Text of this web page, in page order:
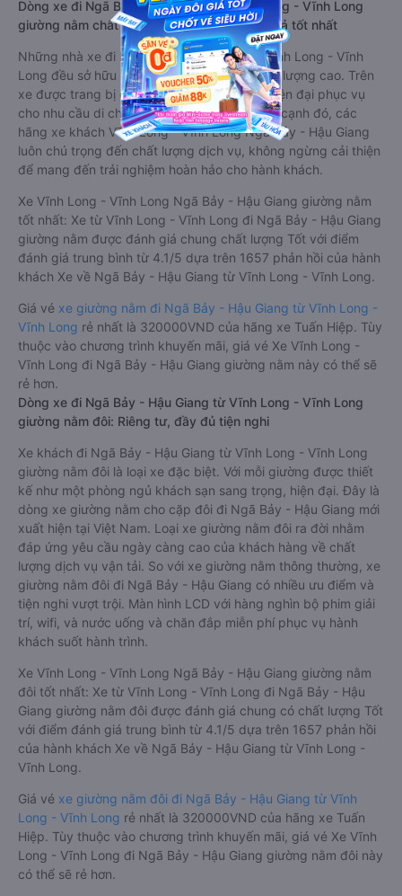
Dòng xe đi Ngã Bảy - Hậu Giang từ Vĩnh Long - Vĩnh Long
giường nằm chất lượng cao: Thoải mái, giá cả tốt nhất
Những nhà xe đi Ngã Bảy - Hậu Giang từ Vĩnh Long - Vĩnh
Long đều sở hữu những xe giường nằm chất lượng cao. Trên
xe được trang bị đầy đủ các trang thiết bị hiện đại phục vụ
cho nhu cầu di chuyển của hành khách. Bên cạnh đó, các
hãng xe khách Vĩnh Long - Vĩnh Long Ngã Bảy - Hậu Giang
luôn chú trọng đến chất lượng dịch vụ, không ngừng cải thiện
để mang đến trải nghiệm hoàn hảo cho hành khách.
Xe Vĩnh Long - Vĩnh Long Ngã Bảy - Hậu Giang giường nằm
tốt nhất: Xe từ Vĩnh Long - Vĩnh Long đi Ngã Bảy - Hậu Giang
giường nằm được đánh giá chung chất lượng Tốt với điểm
đánh giá trung bình từ 4.1/5 dựa trên 1657 phản hồi của hành
khách Xe về Ngã Bảy - Hậu Giang từ Vĩnh Long - Vĩnh Long.
Giá vé xe giường nằm đi Ngã Bảy - Hậu Giang từ Vĩnh Long -
Vĩnh Long rẻ nhất là 320000VND của hãng xe Tuấn Hiệp. Tùy
thuộc vào chương trình khuyến mãi, giá vé Xe Vĩnh Long -
Vĩnh Long đi Ngã Bảy - Hậu Giang giường nằm này có thể sẽ
rẻ hơn.
Dòng xe đi Ngã Bảy - Hậu Giang từ Vĩnh Long - Vĩnh Long
giường nằm đôi: Riêng tư, đầy đủ tiện nghi
Xe khách đi Ngã Bảy - Hậu Giang từ Vĩnh Long - Vĩnh Long
giường nằm đôi là loại xe đặc biệt. Với mỗi giường được thiết
kế như một phòng ngủ khách sạn sang trọng, hiện đại. Đây là
dòng xe giường nằm cho cặp đôi đi Ngã Bảy - Hậu Giang mới
xuất hiện tại Việt Nam. Loại xe giường nằm đôi ra đời nhằm
đáp ứng yêu cầu ngày càng cao của khách hàng về chất
lượng dịch vụ vận tải. So với xe giường nằm thông thường, xe
giường nằm đôi đi Ngã Bảy - Hậu Giang có nhiều ưu điểm và
tiện nghi vượt trội. Màn hình LCD với hàng nghìn bộ phim giải
trí, wifi, và nước uống và chăn đắp miễn phí phục vụ hành
khách suốt hành trình.
Xe Vĩnh Long - Vĩnh Long Ngã Bảy - Hậu Giang giường nằm
đôi tốt nhất: Xe từ Vĩnh Long - Vĩnh Long đi Ngã Bảy - Hậu
Giang giường nằm đôi được đánh giá chung có chất lượng Tốt
với điểm đánh giá trung bình từ 4.1/5 dựa trên 1657 phản hồi
của hành khách Xe về Ngã Bảy - Hậu Giang từ Vĩnh Long -
Vĩnh Long.
Giá vé xe giường nằm đôi đi Ngã Bảy - Hậu Giang từ Vĩnh
Long - Vĩnh Long rẻ nhất là 320000VND của hãng xe Tuấn
Hiệp. Tùy thuộc vào chương trình khuyến mãi, giá vé Xe Vĩnh
Long - Vĩnh Long đi Ngã Bảy - Hậu Giang giường nằm đôi này
có thể sẽ rẻ hơn.